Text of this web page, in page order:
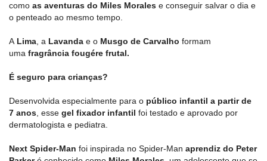
como as aventuras do Miles Morales e conseguir salvar o dia e
o penteado ao mesmo tempo.
A Lima , a Lavanda e o Musgo de Carvalho formam
uma fragrância fougére frutal.
É seguro para crianças?
Desenvolvida especialmente para o público infantil a partir de
7 anos , esse gel fixador infantil foi testado e aprovado por
dermatologista e pediatra.
Next Spider-Man foi inspirada no Spider-Man aprendiz do Peter